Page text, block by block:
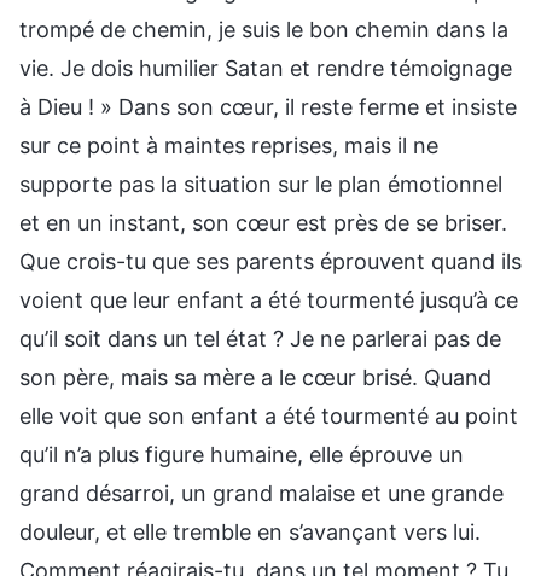
trompé de chemin, je suis le bon chemin dans la
vie. Je dois humilier Satan et rendre témoignage
à Dieu ! » Dans son cœur, il reste ferme et insiste
sur ce point à maintes reprises, mais il ne
supporte pas la situation sur le plan émotionnel
et en un instant, son cœur est près de se briser.
Que crois-tu que ses parents éprouvent quand ils
voient que leur enfant a été tourmenté jusqu’à ce
qu’il soit dans un tel état ? Je ne parlerai pas de
son père, mais sa mère a le cœur brisé. Quand
elle voit que son enfant a été tourmenté au point
qu’il n’a plus figure humaine, elle éprouve un
grand désarroi, un grand malaise et une grande
douleur, et elle tremble en s’avançant vers lui.
Comment réagirais-tu, dans un tel moment ? Tu